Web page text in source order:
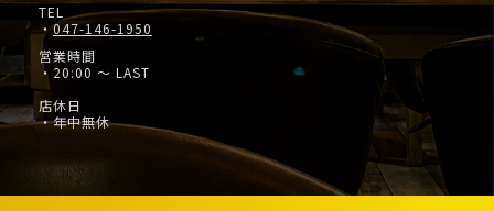
TEL
・047-146-1950
営業時間
・20:00 ～ LAST
店休日
・年中無休